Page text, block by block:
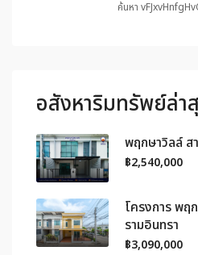
ค้นหา
อสังหาริมทรัพย์ล่า
พฤกษาวิลล์ ส
฿2,540,000
โครงการ พฤ
รามอินทรา
฿3,090,000